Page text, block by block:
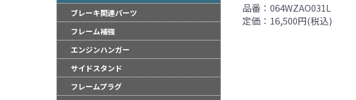
ブレーキ関連パーツ
フレーム補強
エンジンハンガー
サイドスタンド
フレームプラグ
品番：064WZAO031L
定価：16,500円(税込)